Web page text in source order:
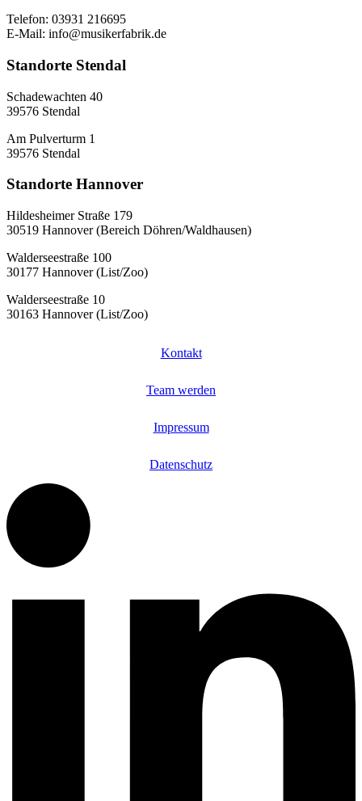
Telefon: 03931 216695
E-Mail: info@musikerfabrik.de
Standorte Stendal
Schadewachten 40
39576 Stendal
Am Pulverturm 1
39576 Stendal
Standorte Hannover
Hildesheimer Straße 179
30519 Hannover (Bereich Döhren/Waldhausen)
Walderseestraße 100
30177 Hannover (List/Zoo)
Walderseestraße 10
30163 Hannover (List/Zoo)
Kontakt
Team werden
Impressum
Datenschutz